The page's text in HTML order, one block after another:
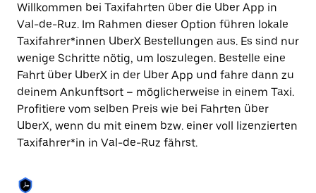
Datum
auszuwählen.
Drücke
die
Escape-
Taste,
um
den
Kalender
zu
schließen.
Willkommen bei Taxifahrten über die Uber App in
Val-de-Ruz. Im Rahmen dieser Option führen lokale
Taxifahrer*innen UberX Bestellungen aus. Es sind nur
wenige Schritte nötig, um loszulegen. Bestelle eine
Fahrt über UberX in der Uber App und fahre dann zu
deinem Ankunftsort – möglicherweise in einem Taxi.
Profitiere vom selben Preis wie bei Fahrten über
UberX, wenn du mit einem bzw. einer voll lizenzierten
Taxifahrer*in in Val-de-Ruz fährst.